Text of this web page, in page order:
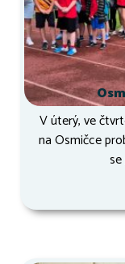
V úterý, ve
na Osmičce